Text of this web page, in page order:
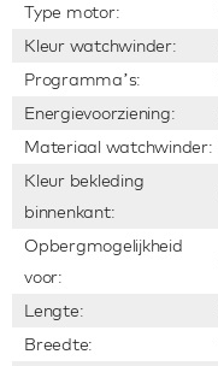
Type motor:
Kleur watchwinder:
Programma’s:
Energievoorziening:
Materiaal watchwinder:
Kleur bekleding
binnenkant:
Opbergmogelijkheid
voor:
Lengte:
Breedte: